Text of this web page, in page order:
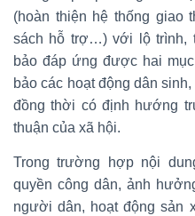
(hoàn thiện hệ thống giao
sách hỗ trợ…) với lộ trình,
bảo đáp ứng được hai
bảo các hoạt động dân
đồng thời có định hướng
thuận của xã hội.
Trong trường hợp nội
quyền công dân, ảnh
người dân, hoạt động sản